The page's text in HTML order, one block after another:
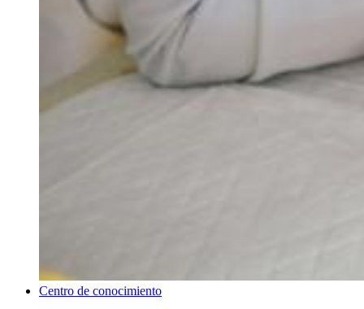
Centro de conocimiento